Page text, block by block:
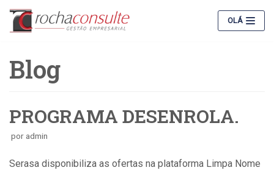
Pular
para
conteúdo
OLÁ
Blog
PROGRAMA DESENROLA.
por admin
Serasa disponibiliza as ofertas na plataforma Limpa Nome